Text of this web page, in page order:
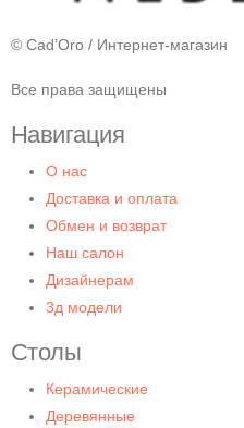
© Cad’Oro / Интернет-магазин
Все права защищены
Навигация
О нас
Доставка и оплата
Обмен и возврат
Наш салон
Дизайнерам
3д модели
Столы
Керамические
Деревянные